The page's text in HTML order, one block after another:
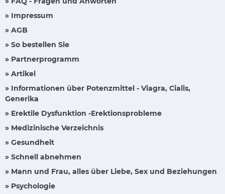
» Impressum
» AGB
» So bestellen Sie
» Partnerprogramm
» Artikel
» Informationen über Potenzmittel - Viagra, Cialis,
Generika
» Erektile Dysfunktion -Erektionsprobleme
» Medizinische Verzeichnis
» Gesundheit
» Schnell abnehmen
» Mann und Frau, alles über Liebe, Sex und Beziehungen
» Psychologie